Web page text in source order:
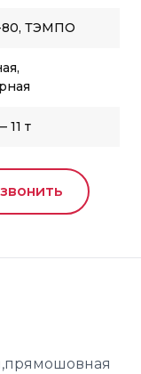
80, ТЭМПО
11 т